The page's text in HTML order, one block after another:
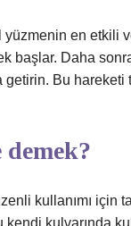
en etkili
başlar. Daha
getirin. Bu
kullanımı için
kulvarında